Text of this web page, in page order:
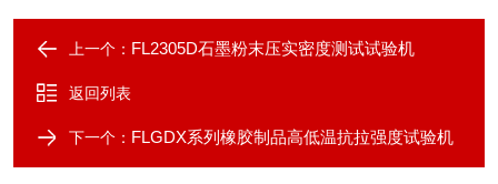
上一个： FL2305D石墨粉末压实密度测试试验机
返回列表
下一个： FLGDX系列橡胶制品高低温抗拉强度试验机